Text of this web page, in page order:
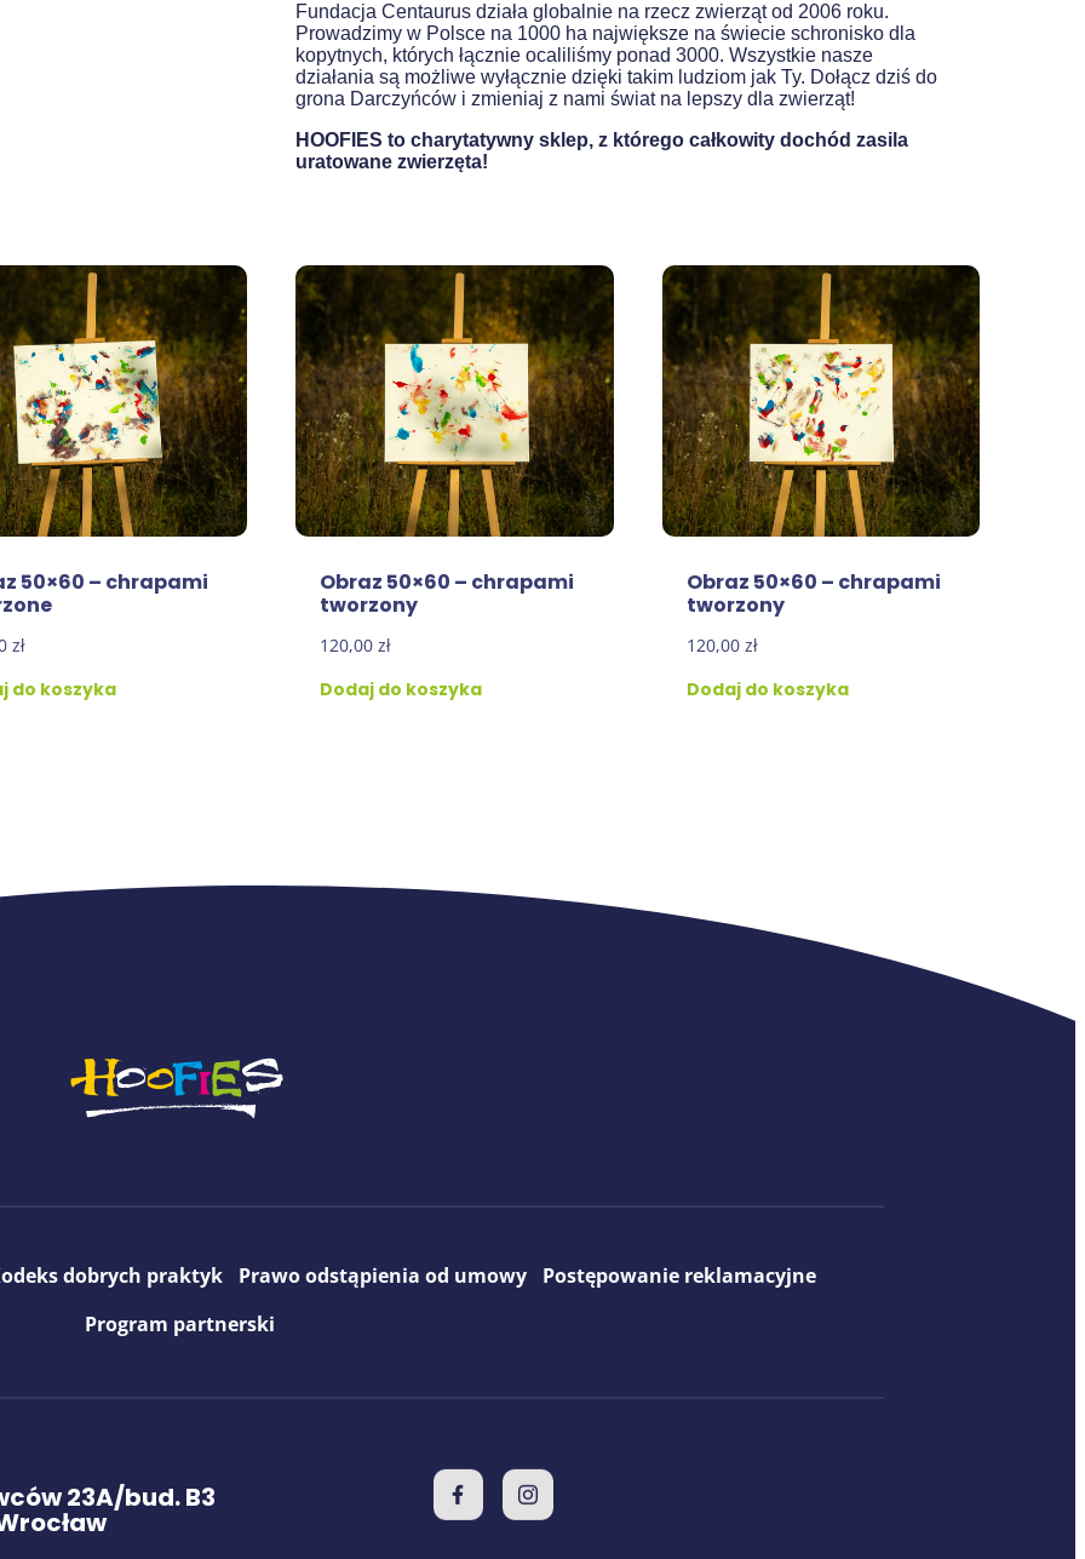
Fundacja Centaurus działa globalnie na rzecz zwierząt od 2006 roku.
Prowadzimy w Polsce na 1000 ha największe na świecie schronisko dla
kopytnych, których łącznie ocaliliśmy ponad 3000. Wszystkie nasze
działania są możliwe wyłącznie dzięki takim ludziom jak Ty. Dołącz dziś do
grona Darczyńców i zmieniaj z nami świat na lepszy dla zwierząt!
HOOFIES to charytatywny sklep, z którego całkowity dochód zasila
uratowane zwierzęta!
50×60 – chrapami
zł
do koszyka
Obraz 50×60 – chrapami
tworzony
120,00 zł
Dodaj do koszyka
Obraz 50×60 – chrapami
tworzony
120,00 zł
Dodaj do koszyka
dobrych praktyk Prawo odstąpienia od umowy
Postępowanie reklamacyjne
Program partnerski
23A/bud. B3